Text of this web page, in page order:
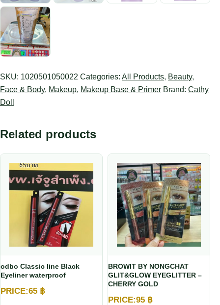
SKU: 1020501050022 Categories: All Products, Beauty,
Face & Body, Makeup, Makeup Base & Primer Brand: Cathy
Doll
Related products
odbo Classic line Black
Eyeliner waterproof
PRICE:65 ฿
BROWIT BY NONGCHAT
GLIT&GLOW EYEGLITTER –
CHERRY GOLD
PRICE:95 ฿